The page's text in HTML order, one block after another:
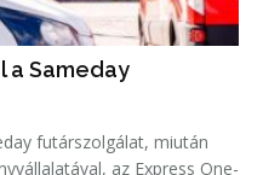
a Sameday
futárszolgálat, miután
az Express One-